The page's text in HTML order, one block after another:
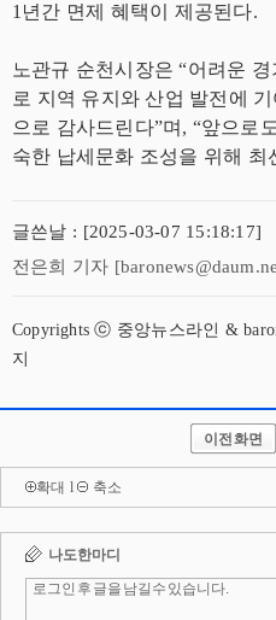
1년간 면제 혜택이 제공된다.
노관규 순천시장은 “어려운
로 지역 유지와 산업 발전에
으로 감사드린다”며, “앞으로
숙한 납세문화 조성을 위해 최
글쓴날 : [2025-03-07 15:18:17]
전은희 기자
Copyrights ⓒ 중앙뉴스라인 &
지
이전화면
확대 l 축소